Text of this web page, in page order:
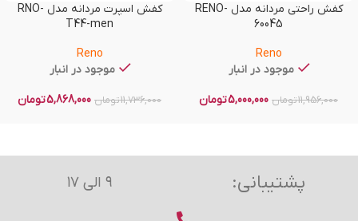
کفش راحتی مردانه مدل RENO-
60045
Reno
موجود در انبار
11,956,000تومان 5,000,000تومان
کفش اسپرت مردانه مدل RNO-
T44-men
Reno
موجود در انبار
11,736,000تومان 5,868,000تومان
پشتیبانی: ۹ الی ۱۷